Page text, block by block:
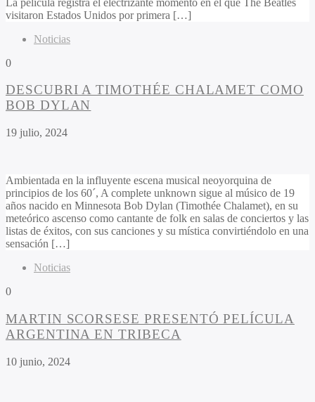
visitaron Estados Unidos por primera […]
Noticias
0
DESCUBRI A TIMOTHÉE CHALAMET COMO
BOB DYLAN
19 julio, 2024
Ambientada en la influyente escena musical neoyorquina de
principios de los 60´, A complete unknown sigue al músico de 19
años nacido en Minnesota Bob Dylan (Timothée Chalamet), en su
meteórico ascenso como cantante de folk en salas de conciertos y las
listas de éxitos, con sus canciones y su mística convirtiéndolo en una
sensación […]
Noticias
0
MARTIN SCORSESE PRESENTÓ PELÍCULA
ARGENTINA EN TRIBECA
10 junio, 2024